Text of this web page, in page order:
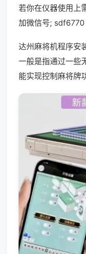
若你在仪器使用上
加微信号; sdf6770
达州麻将机程序安
一般是指通过一些
能实现控制麻将牌